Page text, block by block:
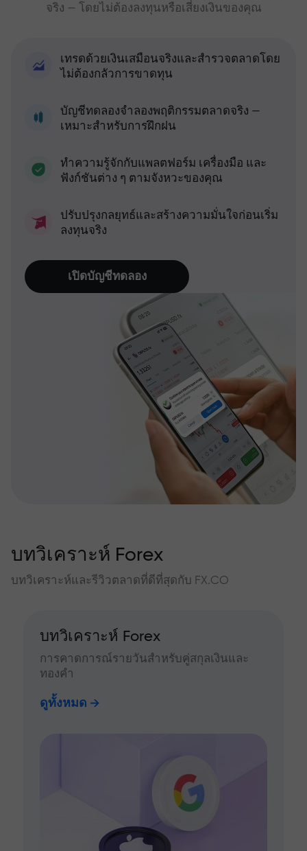
จริง — โดยไม่ต้องลงทุนหรือเสี่ยงเงินของคุณ
เทรดด้วยเงินเสมือนจริงและสำรวจตลาดโดย
ไม่ต้องกลัวการขาดทุน
บัญชีทดลองจำลองพฤติกรรมตลาดจริง —
เหมาะสำหรับการฝึกฝน
ทำความรู้จักกับแพลตฟอร์ม เครื่องมือ และ
ฟังก์ชันต่าง ๆ ตามจังหวะของคุณ
ปรับปรุงกลยุทธ์และสร้างความมั่นใจก่อนเริ่ม
ลงทุนจริง
เปิดบัญชีทดลอง
บทวิเคราะห์ Forex
บทวิเคราะห์และรีวิวตลาดที่ดีที่สุดกับ FX.CO
บทวิเคราะห์ Forex
การคาดการณ์รายวันสำหรับคู่สกุลเงินและ
ทองคำ
ดูทั้งหมด